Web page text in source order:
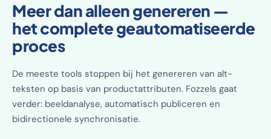
Meer dan alleen genereren —
het complete geautomatiseerde
proces
De meeste tools stoppen bij het genereren van alt-
teksten op basis van productattributen. Fozzels gaat
verder: beeldanalyse, automatisch publiceren en
bidirectionele synchronisatie.